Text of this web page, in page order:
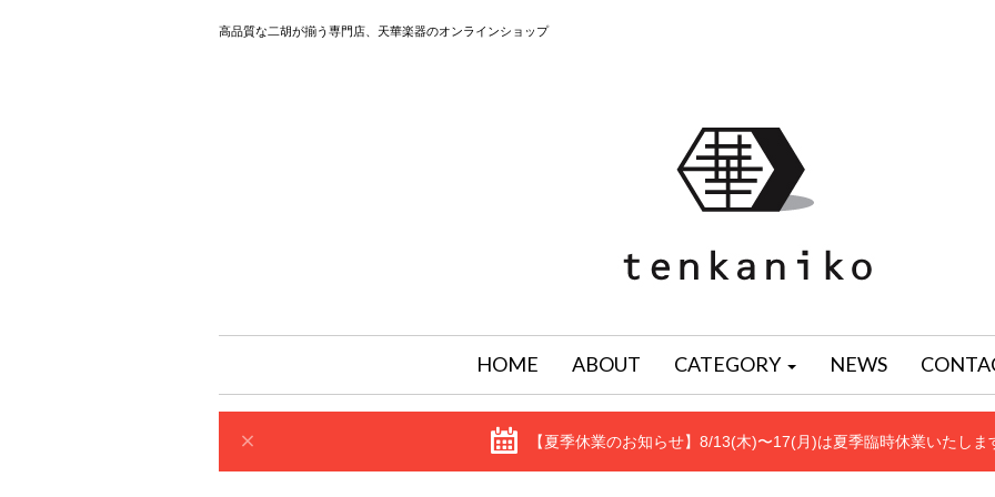
高品質な二胡が揃う専門店、天華楽器のオンラインショップ
HOME ABOUT CATEGORY NEWS
【夏季休業のお知らせ】8/13(木)〜17(月)は夏季臨時休業いたしま